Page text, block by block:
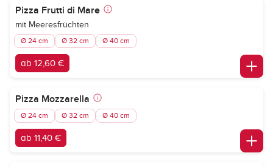
Pizza Frutti di Mare
mit Meeresfrüchten
Ø 24 cm Ø 32 cm Ø 40 cm
ab 12,60 €
Pizza Mozzarella
Ø 24 cm Ø 32 cm Ø 40 cm
ab 11,40 €